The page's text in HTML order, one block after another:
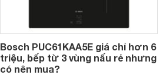
Bosch PUC61KAA5E giá chỉ hơn 6
triệu, bếp từ 3 vùng nấu rẻ nhưng
có nên mua?